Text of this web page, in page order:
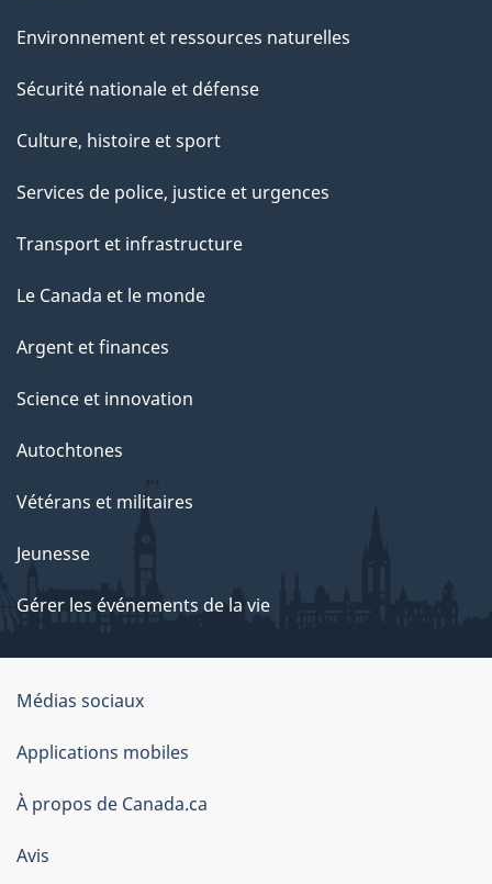
Environnement et ressources naturelles
Sécurité nationale et défense
Culture, histoire et sport
Services de police, justice et urgences
Transport et infrastructure
Le Canada et le monde
Argent et finances
Science et innovation
Autochtones
Vétérans et militaires
Jeunesse
Gérer les événements de la vie
Organisation
du
gouvernement
du
Canada
Médias sociaux
Applications mobiles
À propos de Canada.ca
Avis